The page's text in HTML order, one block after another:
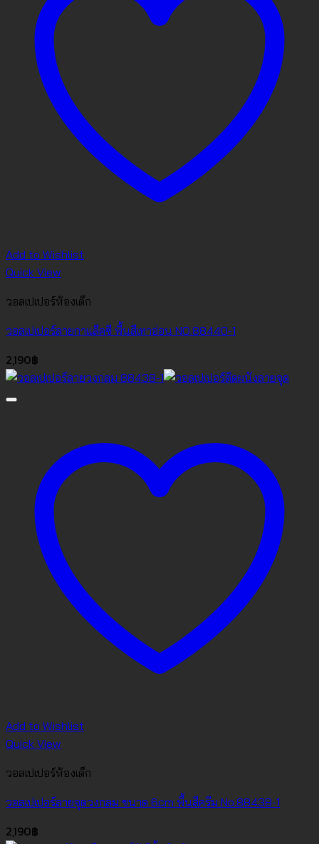
Add to Wishlist
Quick View
วอลเปเปอร์ห้องเด็ก
วอลเปเปอร์ลายกาแล็คซี พื้นสีเทาอ่อน NO.88440-1
2,190฿
Add to Wishlist
Quick View
วอลเปเปอร์ห้องเด็ก
วอลเปเปอร์ลายจุดวงกลม ขนาด 6cm พื้นสีครีม No.88438-1
2,190฿